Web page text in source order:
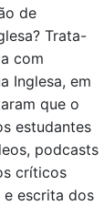
de
Trata-
com
Inglesa, em
que o
estudantes
podcasts
críticos
e escrita dos